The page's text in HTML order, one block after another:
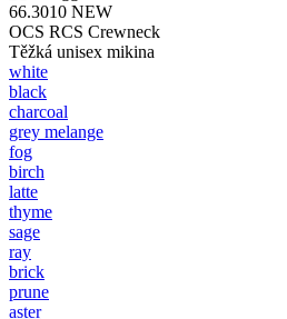
66.3010 NEW
OCS RCS Crewneck
Těžká unisex mikina
white
black
charcoal
grey melange
fog
birch
latte
thyme
sage
ray
brick
prune
aster